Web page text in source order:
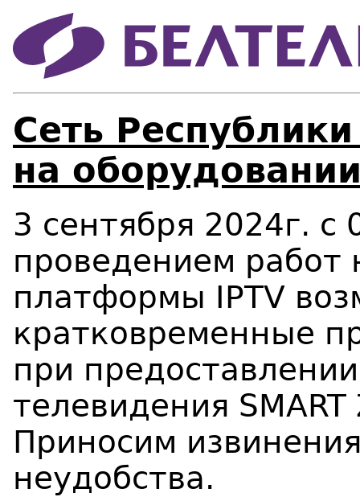
Сеть
на
3 сентября 2024г. с
проведением работ
платформы IPTV
кратковременные
при
телевидения SMART
Приносим
неудобства.